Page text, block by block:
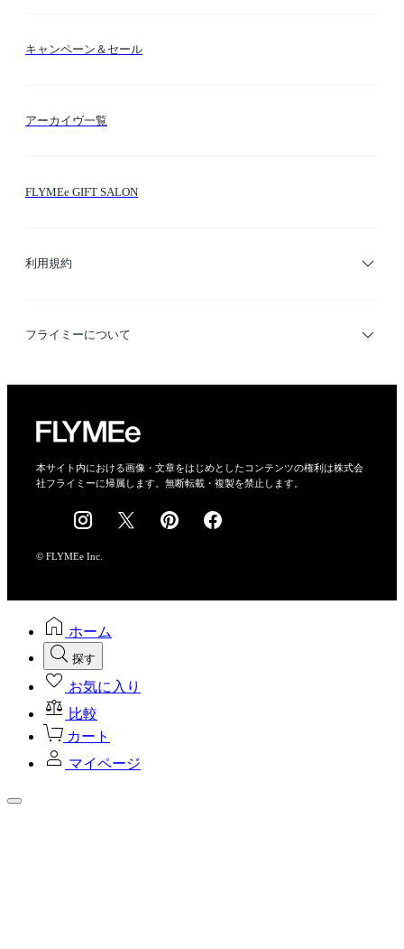
キャンペーン＆セール
アーカイヴ一覧
FLYMEe GIFT SALON
利用規約
利用規約
フライミーについて
会社概要
採用情報
本サイト内における画像・文章をはじめとしたコンテンツの権利は株式会
社フライミーに帰属します。無断転載・複製を禁止します。
© FLYMEe Inc.
ホーム
探す
お気に入り
比較
カート
マイページ